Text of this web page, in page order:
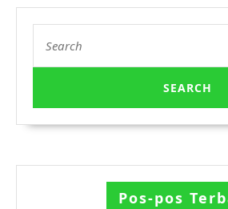
for:
Pos-pos